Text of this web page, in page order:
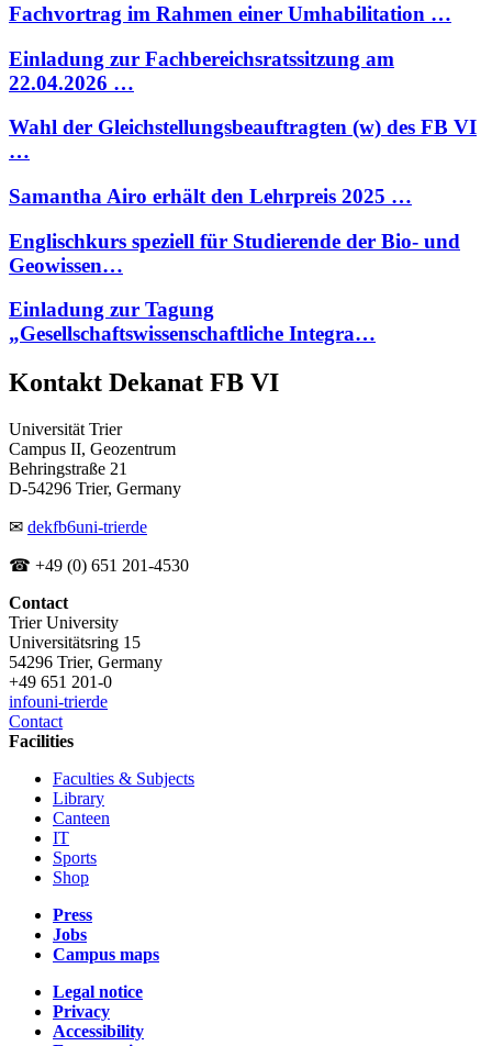
Fachvortrag im Rahmen einer Umhabilitation …
Einladung zur Fachbereichsratssitzung am
22.04.2026 …
Wahl der Gleichstellungsbeauftragten (w) des FB VI
…
Samantha Airo erhält den Lehrpreis 2025 …
Englischkurs speziell für Studierende der Bio- und
Geowissen…
Einladung zur Tagung
„Gesellschaftswissenschaftliche Integra…
Kontakt Dekanat FB VI
Universität Trier
Campus II, Geozentrum
Behringstraße 21
D-54296 Trier, Germany
✉ dekfb6uni-trierde
☎ +49 (0) 651 201-4530
Contact
Trier University
Universitätsring 15
54296 Trier, Germany
+49 651 201-0
infouni-trierde
Contact
Facilities
Faculties & Subjects
Library
Canteen
IT
Sports
Shop
Press
Jobs
Campus maps
Legal notice
Privacy
Accessibility